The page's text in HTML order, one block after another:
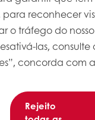
reconhecer
o tráfego do
las, consulte
concorda com
Rejeito